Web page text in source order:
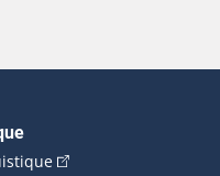
(Cet hyperlien